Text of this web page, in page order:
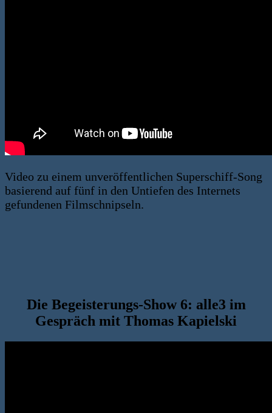
Video zu einem unveröffentlichen Superschiff-Song
basierend auf fünf in den Untiefen des Internets
gefundenen Filmschnipseln.
Die Begeisterungs-Show 6: alle3 im
Gespräch mit Thomas Kapielski